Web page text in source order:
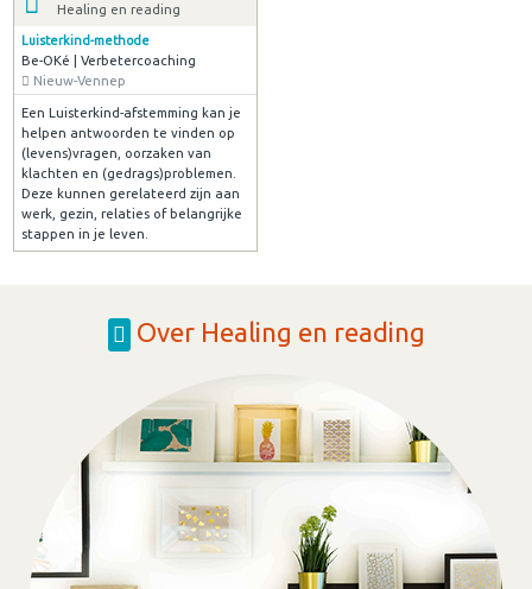
Healing en reading
Luisterkind-methode
Be-OKé | Verbetercoaching
Nieuw-Vennep
Een Luisterkind-afstemming kan je
helpen antwoorden te vinden op
(levens)vragen, oorzaken van
klachten en (gedrags)problemen.
Deze kunnen gerelateerd zijn aan
werk, gezin, relaties of belangrijke
stappen in je leven.
Over Healing en reading